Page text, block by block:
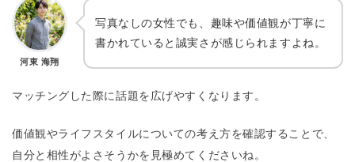
河東 海翔
写真なしの女性でも、趣味や価値観が丁寧に
書かれていると誠実さが感じられますよね。
マッチングした際に話題を広げやすくなります。
価値観やライフスタイルについての考え方を確認することで、
自分と相性がよさそうかを見極めてくださいね。